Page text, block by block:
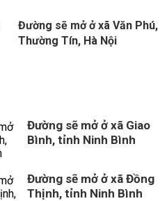
Đường sẽ mở ở xã Văn Phú,
Thường Tín, Hà Nội
Đường sẽ mở ở xã Giao
Bình, tỉnh Ninh Bình
Đường sẽ mở ở xã Đồng
Thịnh, tỉnh Ninh Bình